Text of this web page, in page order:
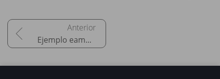
Ejemplo eampleando el generador JHipster